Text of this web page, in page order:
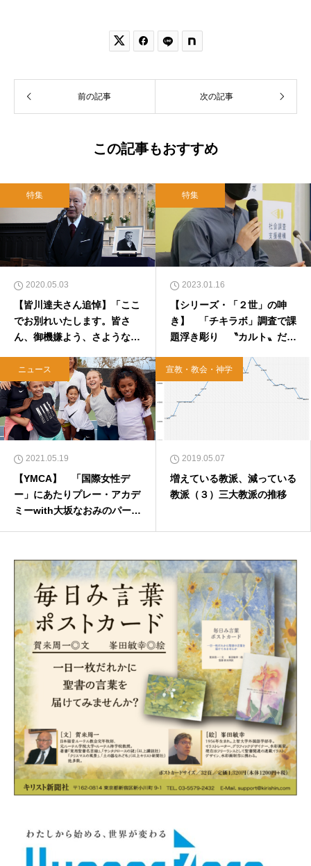
 
前の記事 次の記事
この記事もおすすめ
特集
2020.05.03
【皆川達夫さん追悼】「ここ
でお別れいたします。皆さ
ん、御機嫌よう、さような
特集
2023.01.16
【シリーズ・「２世」の呻
き】 「チキラボ」調査で課
題浮き彫り 〝カルト〟だけ
ニュース
2021.05.19
【YMCA】 「国際女性デ
ー」にあたりプレー・アカデ
ミーwith大坂なおみのパート
宣教・教会・神学
2019.05.07
増えている教派、減っている
教派（３）三大教派の推移